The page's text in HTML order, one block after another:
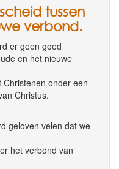
tussen
verbond.
er geen goed
en het nieuwe
onder een
Christus.
geloven velen dat we
het verbond van